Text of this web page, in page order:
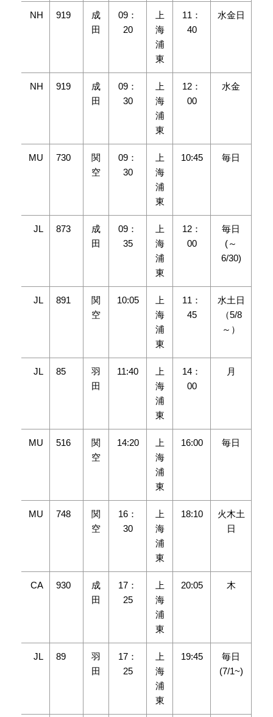
NH 919
成
田
09：
20
上
海
浦
東
11：
40
水金日
NH 919
成
田
09：
30
上
海
浦
東
12：
00
水金
MU 730
関
空
09：
30
上
海
浦
東
10:45 毎日
JL 873
成
田
09：
35
上
海
浦
東
12：
00
毎日
(～
6/30)
JL 891
関
空
10:05
上
海
浦
東
11：
45
水土日
（5/8
～）
JL 85
羽
田
11:40
上
海
浦
東
14：
00
月
MU 516
関
空
14:20
上
海
浦
東
16:00 毎日
MU 748
関
空
16：
30
上
海
浦
東
18:10
火木土
日
CA 930
成
田
17：
25
上
海
浦
東
20:05 木
JL 89
羽
田
17：
25
上
海
浦
東
19:45
毎日
(7/1~)